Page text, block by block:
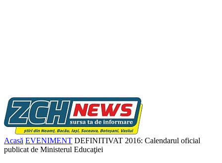
Acasă EVENIMENT DEFINITIVAT 2016: Calendarul oficial
publicat de Ministerul Educaţiei